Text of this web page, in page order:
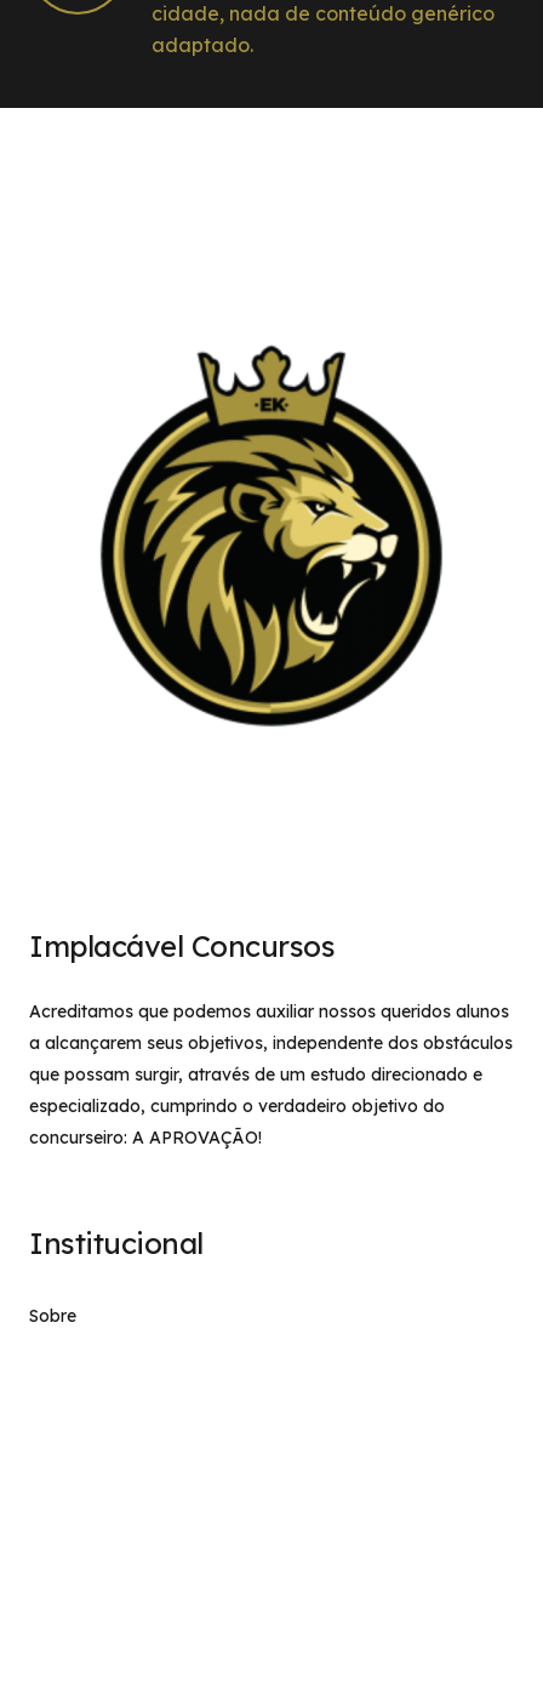
cidade, nada de conteúdo genérico
adaptado.
Implacável Concursos
Acreditamos que podemos auxiliar nossos queridos alunos
a alcançarem seus objetivos, independente dos obstáculos
que possam surgir, através de um estudo direcionado e
especializado, cumprindo o verdadeiro objetivo do
concurseiro: A APROVAÇÃO!
Institucional
Sobre